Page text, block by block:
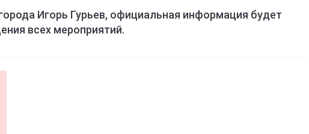
Игорь Гурьев, официальная информация будет
всех мероприятий.